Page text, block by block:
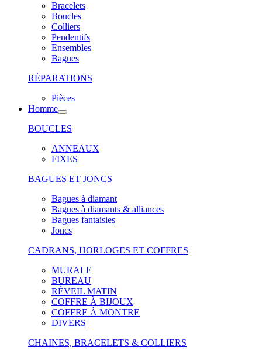
Bracelets
Boucles
Colliers
Pendentifs
Ensembles
Bagues
RÉPARATIONS
Pièces
Homme
BOUCLES
ANNEAUX
FIXES
BAGUES ET JONCS
Bagues à diamant
Bagues à diamants & alliances
Bagues fantaisies
Joncs
CADRANS, HORLOGES ET COFFRES
MURALE
BUREAU
RÉVEIL MATIN
COFFRE À BIJOUX
COFFRE À MONTRE
DIVERS
CHAINES, BRACELETS & COLLIERS